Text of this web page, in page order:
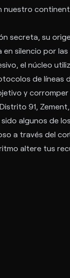
secreta, su
silencio por las
el núcleo
de líneas
y
91,
algunos de
a través del
altere tus